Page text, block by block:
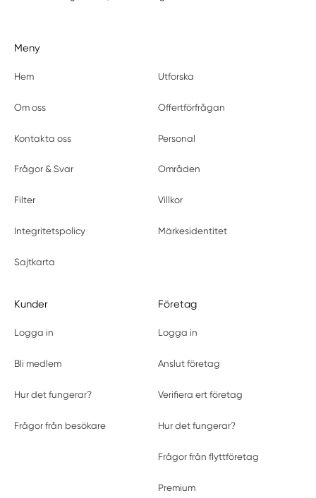
Meny
Hem Utforska
Om oss Offertförfrågan
Kontakta oss Personal
Frågor & Svar Områden
Filter Villkor
Integritetspolicy Märkesidentitet
Sajtkarta
Kunder
Logga in
Bli medlem
Hur det fungerar?
Frågor från besökare
Företag
Logga in
Anslut företag
Verifiera ert företag
Hur det fungerar?
Frågor från flyttföretag
Premium